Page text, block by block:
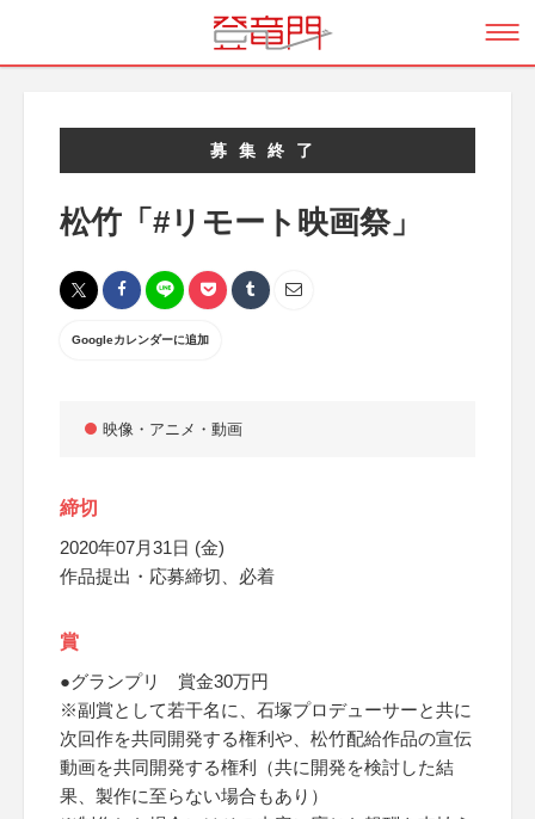
募集終了
松竹「#リモート映画祭」
Googleカレンダーに追加
映像・アニメ・動画
締切
2020年07月31日 (金)
作品提出・応募締切、必着
賞
●グランプリ 賞金30万円
※副賞として若干名に、石塚プロデューサーと共に
次回作を共同開発する権利や、松竹配給作品の宣伝
動画を共同開発する権利（共に開発を検討した結
果、製作に至らない場合もあり）